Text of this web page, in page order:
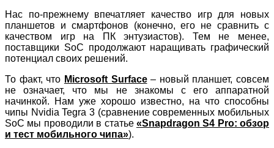
Нас по-прежнему впечатляет качество игр для новых
планшетов и смартфонов (конечно, его не сравнить с
качеством игр на ПК энтузиастов). Тем не менее,
поставщики SoC продолжают наращивать графический
потенциал своих решений.
То факт, что Microsoft Surface– новый планшет, совсем
не означает, что мы не знакомы с его аппаратной
начинкой. Нам уже хорошо известно, на что способны
чипы Nvidia Tegra 3 (сравнение современных мобильных
SoC мы проводили в статье «Snapdragon S4 Pro: обзор
и тест мобильного чипа»).